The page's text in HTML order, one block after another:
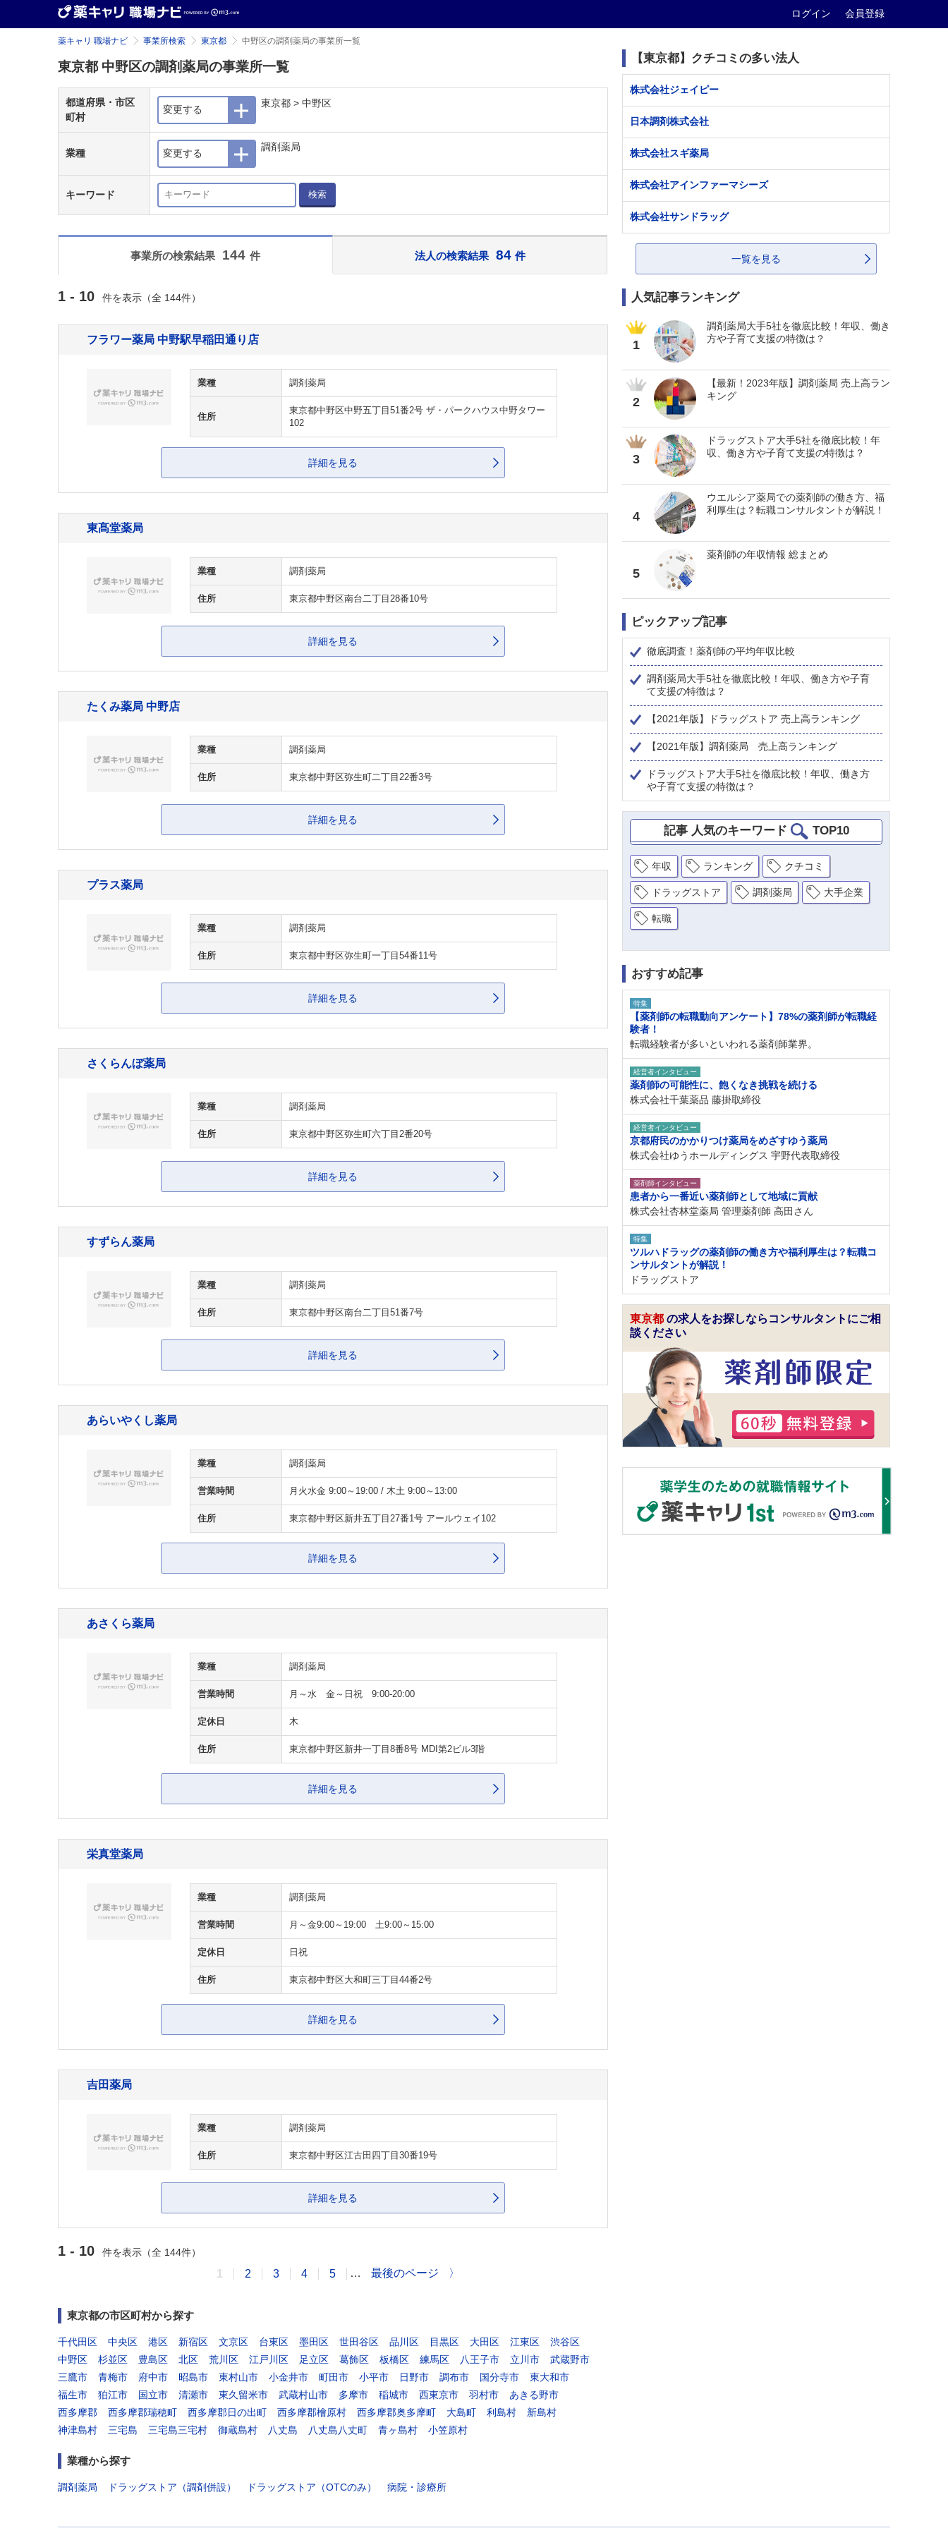
ログイン 会員登録
薬キャリ 職場ナビ 事業所検索 東京都 中野区の調剤薬局の事業所一覧
東京都 中野区の調剤薬局の事業所一覧
都道府県・市区
町村
変更する
東京都 > 中野区
業種 変更する
調剤薬局
キーワード 検索
事業所の検索結果 144 件 法人の検索結果 84 件
1 - 10 件を表示（全 144件）
フラワー薬局 中野駅早稲田通り店
業種 調剤薬局
住所
東京都中野区中野五丁目51番2号 ザ・パークハウス中野タワー
102
詳細を見る
東髙堂薬局
業種 調剤薬局
住所 東京都中野区南台二丁目28番10号
詳細を見る
たくみ薬局 中野店
業種 調剤薬局
住所 東京都中野区弥生町二丁目22番3号
詳細を見る
プラス薬局
業種 調剤薬局
住所 東京都中野区弥生町一丁目54番11号
詳細を見る
さくらんぼ薬局
業種 調剤薬局
住所 東京都中野区弥生町六丁目2番20号
詳細を見る
すずらん薬局
業種 調剤薬局
住所 東京都中野区南台二丁目51番7号
詳細を見る
あらいやくし薬局
業種 調剤薬局
営業時間 月火水金 9:00～19:00 / 木土 9:00～13:00
住所 東京都中野区新井五丁目27番1号 アールウェイ102
詳細を見る
あさくら薬局
業種 調剤薬局
営業時間 月～水 金～日祝 9:00-20:00
定休日 木
住所 東京都中野区新井一丁目8番8号 MDI第2ビル3階
詳細を見る
栄真堂薬局
業種 調剤薬局
営業時間 月～金9:00～19:00 土9:00～15:00
定休日 日祝
住所 東京都中野区大和町三丁目44番2号
詳細を見る
吉田薬局
業種 調剤薬局
住所 東京都中野区江古田四丁目30番19号
詳細を見る
1 - 10 件を表示（全 144件）
1 2 3 4 5 … 最後のページ 〉
東京都の市区町村から探す
千代田区 中央区 港区 新宿区 文京区 台東区 墨田区 世田谷区 品川区 目黒区 大田区 江東区
渋谷区
中野区
杉並区 豊島区 北区 荒川区 江戸川区 足立区 葛飾区 板橋区 練馬区 八王子市 立川市
武蔵野市
三鷹市
青梅市 府中市 昭島市 東村山市 小金井市 町田市 小平市 日野市 調布市 国分寺市
東大和市
福生市
狛江市 国立市 清瀬市 東久留米市 武蔵村山市 多摩市 稲城市 西東京市 羽村市
あきる野市
西多摩郡
西多摩郡瑞穂町 西多摩郡日の出町 西多摩郡檜原村 西多摩郡奥多摩町 大島町 利島村
新島村
神津島村
三宅島 三宅島三宅村 御蔵島村 八丈島 八丈島八丈町 青ヶ島村 小笠原村
業種から探す
調剤薬局 ドラッグストア（調剤併設） ドラッグストア（OTCのみ） 病院・診療所
【東京都】クチコミの多い法人
株式会社ジェイピー
日本調剤株式会社
株式会社スギ薬局
株式会社アインファーマシーズ
株式会社サンドラッグ
一覧を見る
人気記事ランキング
1
調剤薬局大手5社を徹底比較！年収、働き
方や子育て支援の特徴は？
2
【最新！2023年版】調剤薬局 売上高ラン
キング
3
ドラッグストア大手5社を徹底比較！年
収、働き方や子育て支援の特徴は？
4
ウエルシア薬局での薬剤師の働き方、福
利厚生は？転職コンサルタントが解説！
5
薬剤師の年収情報 総まとめ
ピックアップ記事
徹底調査！薬剤師の平均年収比較
調剤薬局大手5社を徹底比較！年収、働き方や子育
て支援の特徴は？
【2021年版】ドラッグストア 売上高ランキング
【2021年版】調剤薬局 売上高ランキング
ドラッグストア大手5社を徹底比較！年収、働き方
や子育て支援の特徴は？
記事 人気のキーワード TOP10
年収 ランキング クチコミ
ドラッグストア 調剤薬局 大手企業
転職
おすすめ記事
特集
【薬剤師の転職動向アンケート】78%の薬剤師が転職経
験者！
転職経験者が多いといわれる薬剤師業界。
経営者インタビュー
薬剤師の可能性に、飽くなき挑戦を続ける
株式会社千葉薬品 藤掛取締役
経営者インタビュー
京都府民のかかりつけ薬局をめざすゆう薬局
株式会社ゆうホールディングス 宇野代表取締役
薬剤師インタビュー
患者から一番近い薬剤師として地域に貢献
株式会社杏林堂薬局 管理薬剤師 高田さん
特集
ツルハドラッグの薬剤師の働き方や福利厚生は？転職コ
ンサルタントが解説！
ドラッグストア
東京都 の求人をお探しならコンサルタントにご相
談ください